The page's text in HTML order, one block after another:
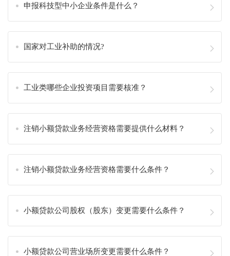
申报科技型中小企业条件是什么？
国家对工业补助的情况?
工业类哪些企业投资项目需要核准？
注销小额贷款业务经营资格需要提供什么材料？
注销小额贷款业务经营资格需要什么条件？
小额贷款公司股权（股东）变更需要什么条件？
小额贷款公司营业场所变更需要什么条件？